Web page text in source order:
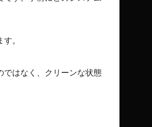
。
ではなく、クリーンな状態